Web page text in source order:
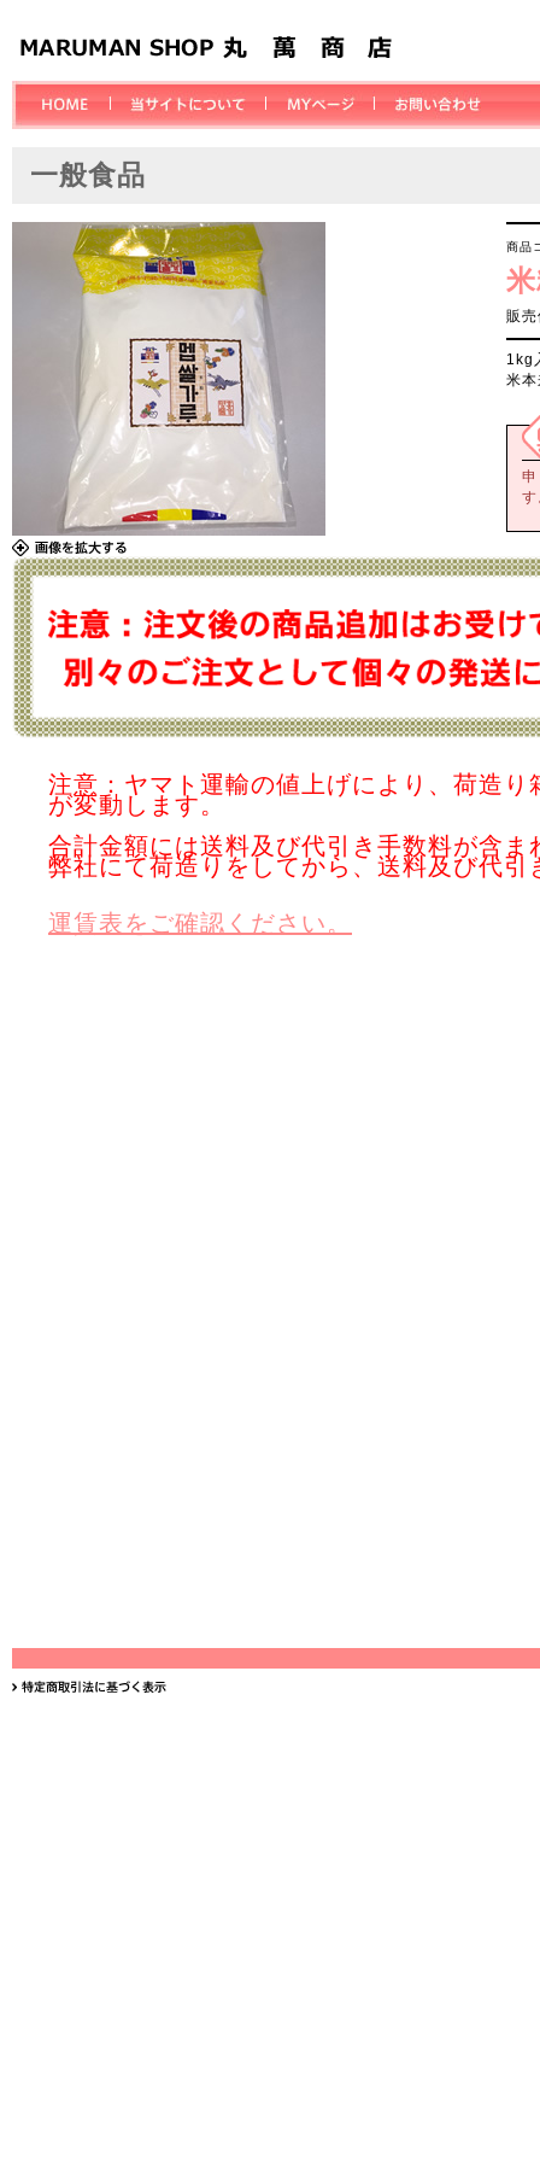
一般食品
商品
販
1kg
米
申
す
注意：ヤマト運輸の値上げにより、荷造
が変動します。
合計金額には送料及び代引き手数料が含ま
弊社にて荷造りをしてから、送料及び代
運賃表をご確認ください。